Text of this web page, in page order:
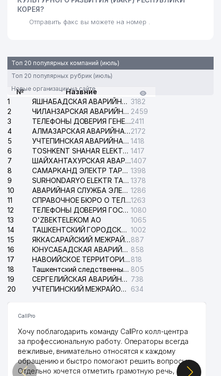
КОРЕЯ?
Отправить факс вы можете на номер .
Топ 20 популярных компаний (июль)
Топ 20 популярных рубрик (июль)
Новые организации на сайте
№
Назвние
1
ЯШНАБАДСКАЯ АВАРИЙНАЯ СЛУЖБА ЭЛЕКТРОСЕТИ 3182
2
ЧИЛАНЗАРСКАЯ АВАРИЙНАЯ СЛУЖБА ЭЛЕКТРОСЕТИ 2459
3
ТЕЛЕФОНЫ ДОВЕРИЯ ГЕНЕРАЛЬНОЙ ПРОКУРАТУРЫ РЕСПУБЛИКИ УЗБЕКИСТАН2411
4
АЛМАЗАРСКАЯ АВАРИЙНАЯ СЛУЖБА ЭЛЕКТРОСЕТИ2172
5
УЧТЕПИНСКАЯ АВАРИЙНАЯ СЛУЖБА ЭЛЕКТРОСЕТИ 1418
6
TOSHKENT SHAHAR ELEKTR TARMOQLARI KORXONASI АО 1417
7
ШАЙХАНТАХУРСКАЯ АВАРИЙНАЯ СЛУЖБА ЭЛЕКТРОСЕТИ1407
8
САМАРКАНД ЭЛЕКТР ТАРМОКЛАРИ АО 1398
9
SURHONDARYO ELEKTR TARMOKLARI АО 1378
10
АВАРИЙНАЯ СЛУЖБА ЭЛЕКТРОСЕТИ ТАШКЕНТСКОГО РАЙОНА 1286
11
СПРАВОЧНОЕ БЮРО О ТЕЛЕФОНАХ ОРГАНИЗАЦИЙ г. ТАШКЕНТА1263
12
ТЕЛЕФОНЫ ДОВЕРИЯ ГОСУДАРСТВЕННОГО ЦЕНТРА ТЕСТИРОВАНИЯ 1080
13
O'ZBEKTELEKOM АО
1065
14
ТАШКЕНТСКИЙ ГОРОДСКОЙ СУД ПО ГРАЖДАНСКИМ ДЕЛАМ 1002
15
ЯККАСАРАЙСКИЙ МЕЖРАЙОННЫЙ СУД ПО ГРАЖДАНСКИМ ДЕЛАМ887
16
ЮНУСАБАДСКАЯ АВАРИЙНАЯ СЛУЖБА ЭЛЕКТРОСЕТИ 858
17
НАВОИЙСКОЕ ТЕРРИТОРИАЛЬНОЕ ПРЕДПРИЯТИЕ ЭЛЕКТРОСЕТИ АО 818
18
Ташкентский следственный изолятор 805
19
СЕРГЕЛИЙСКАЯ АВАРИЙНАЯ СЛУЖБА ЭЛЕКТРОСЕТИ 738
20
УЧТЕПИНСКИЙ МЕЖРАЙОННЫЙ СУД ПО ГРАЖДАНСКИМ ДЕЛАМ 634
CallPro
Хочу поблагодарить команду CallPro колл-центра
за профессиональную работу. Операторы всегда
вежливые, внимательно относятся к каждому
обращению и быстро помогают решить вопросы.
Отдельно хочется отметить грамотную речь,